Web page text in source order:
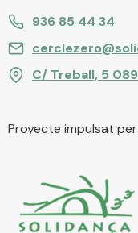
936 85 44 34
C/ Treball, 5
Proyecte impulsat per: